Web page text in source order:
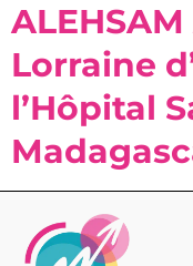
Lorraine
l’Hôpital